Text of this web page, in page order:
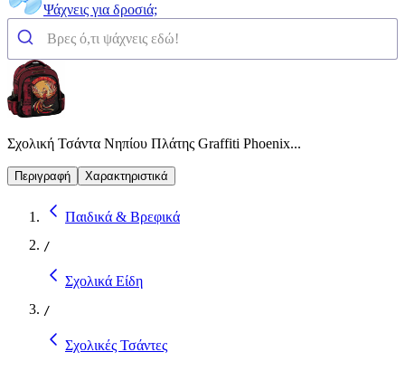
Ψάχνεις για δροσιά;
Σχολική Τσάντα Νηπίου Πλάτης Graffiti Phoenix...
Περιγραφή Χαρακτηριστικά
Παιδικά & Βρεφικά
/
Σχολικά Είδη
/
Σχολικές Τσάντες